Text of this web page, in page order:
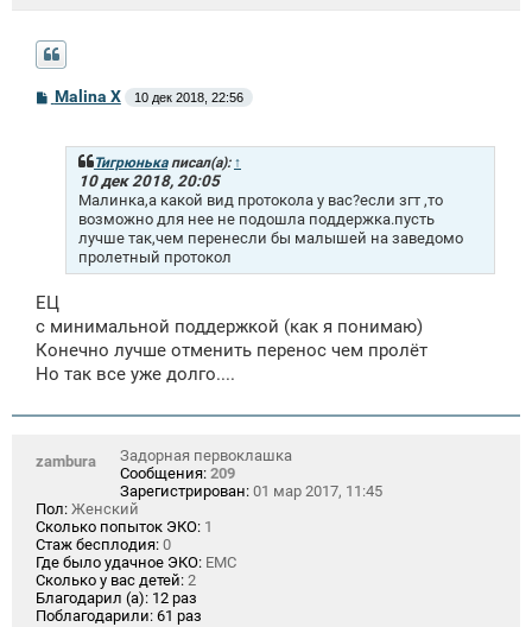
СMalina X 10 дек 2018, 22:56
Тигрюнькаписал(а): ↑
10 дек 2018, 20:05
Малинка,а какой вид протокола у вас?если згт ,то
возможно для нее не подошла поддержка.пусть
лучше так,чем перенесли бы малышей на заведомо
пролетный протокол
ЕЦ
с минимальной поддержкой (как я понимаю)
Конечно лучше отменить перенос чем пролёт
Но так все уже долго....
zambura
Задорная первоклашка
Сообщения: 209
Зарегистрирован: 01 мар 2017, 11:45
Пол: Женский
Сколько попыток ЭКО: 1
Стаж бесплодия: 0
Где было удачное ЭКО: ЕМС
Сколько у вас детей: 2
Благодарил (а): 12 раз
Поблагодарили: 61 раз